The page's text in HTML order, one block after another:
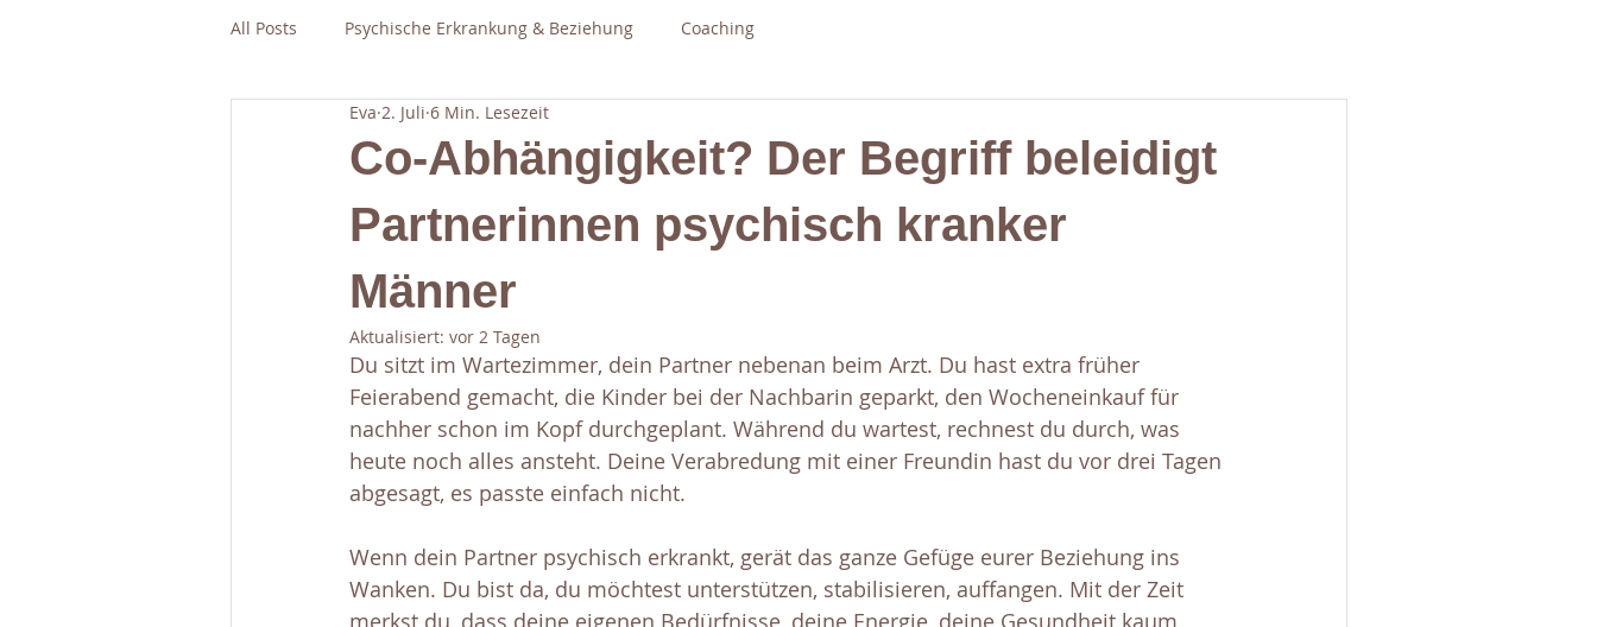
All Posts Psychische Erkrankung & Beziehung Coaching
Co-Abhängigkeit? Der Begriff beleidigt
Partnerinnen psychisch kranker
Männer
Eva 2. Juli 6 Min. Lesezeit
Aktualisiert: vor 2 Tagen
Du sitzt im Wartezimmer, dein Partner nebenan beim Arzt. Du hast extra früher
Feierabend gemacht, die Kinder bei der Nachbarin geparkt, den Wocheneinkauf für
nachher schon im Kopf durchgeplant. Während du wartest, rechnest du durch, was
heute noch alles ansteht. Deine Verabredung mit einer Freundin hast du vor drei Tagen
abgesagt, es passte einfach nicht.
Wenn dein Partner psychisch erkrankt, gerät das ganze Gefüge eurer Beziehung ins
Wanken. Du bist da, du möchtest unterstützen, stabilisieren, auffangen. Mit der Zeit
merkst du, dass deine eigenen Bedürfnisse, deine Energie, deine Gesundheit kaum